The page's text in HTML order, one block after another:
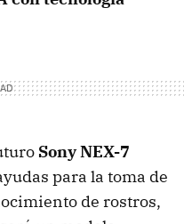
Sony NEX-7
para la toma de
de rostros,